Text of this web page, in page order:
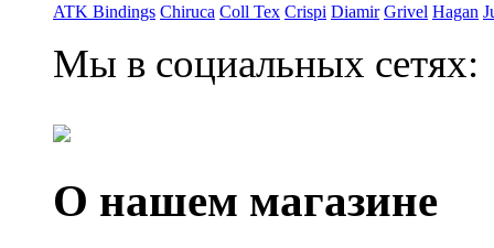
ATK Bindings Chiruca Coll Tex Crispi Diamir Grivel Hagan
Мы в социальных сетях:
О нашем магазине